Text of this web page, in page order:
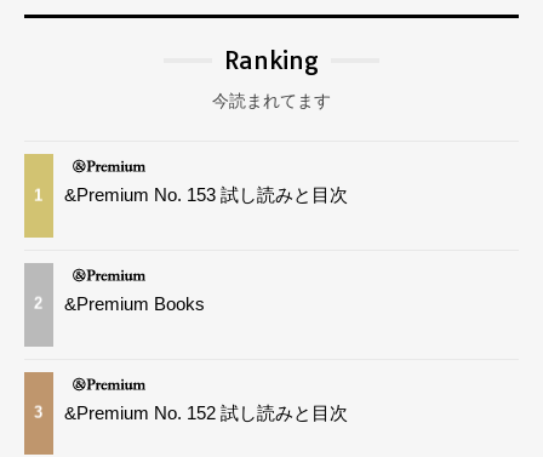
Ranking
今読まれてます
1 &Premium No. 153 試し読みと目次
2 &Premium Books
3 &Premium No. 152 試し読みと目次